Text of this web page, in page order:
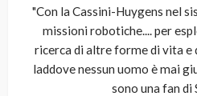
"Con la Cassini-Huygens nel
missioni robotiche.... per
ricerca di altre forme di vita e
laddove nessun uomo è mai
sono una fan di